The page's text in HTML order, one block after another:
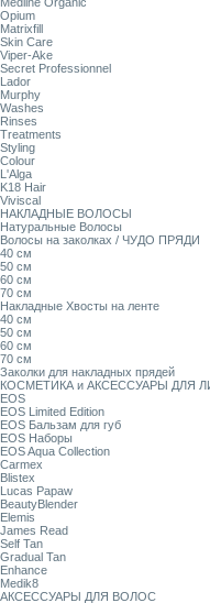
Opium
Matrixfill
Skin Care
Viper-Ake
Secret Professionnel
Lador
Murphy
Washes
Rinses
Treatments
Styling
Colour
L'Alga
K18 Hair
Viviscal
НАКЛАДНЫЕ ВОЛОСЫ
Натуральные Волосы
Волосы на заколках / ЧУДО ПРЯДИ
40 см
50 см
60 см
70 см
Накладные Хвосты на ленте
40 см
50 см
60 см
70 см
Заколки для накладных прядей
КОСМЕТИКА и АКСЕССУАРЫ ДЛЯ
EOS
EOS Limited Edition
EOS Бальзам для губ
EOS Наборы
EOS Aqua Collection
Carmex
Blistex
Lucas Papaw
BeautyBlender
Elemis
James Read
Self Tan
Gradual Tan
Enhance
Medik8
АКСЕССУАРЫ ДЛЯ ВОЛОС